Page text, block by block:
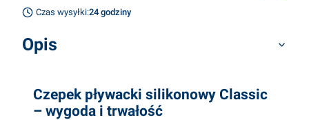
Czas wysyłki:24 godziny
Opis
Czepek pływacki silikonowy Classic
– wygoda i trwałość